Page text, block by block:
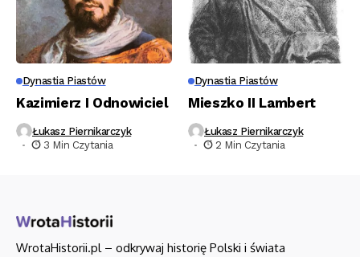
Dynastia Piastów
Kazimierz I Odnowiciel
Łukasz Piernikarczyk
3 Min Czytania
Dynastia Piastów
Mieszko II Lambert
Łukasz Piernikarczyk
2 Min Czytania
WrotaHistorii.pl – odkrywaj historię Polski i świata